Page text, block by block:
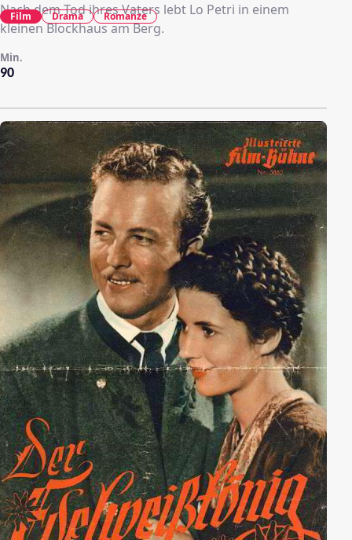
Nach dem Tod ihres Vaters lebt Lo Petri in einem
kleinen Blockhaus am Berg.
90
Min.
Film Drama Romanze